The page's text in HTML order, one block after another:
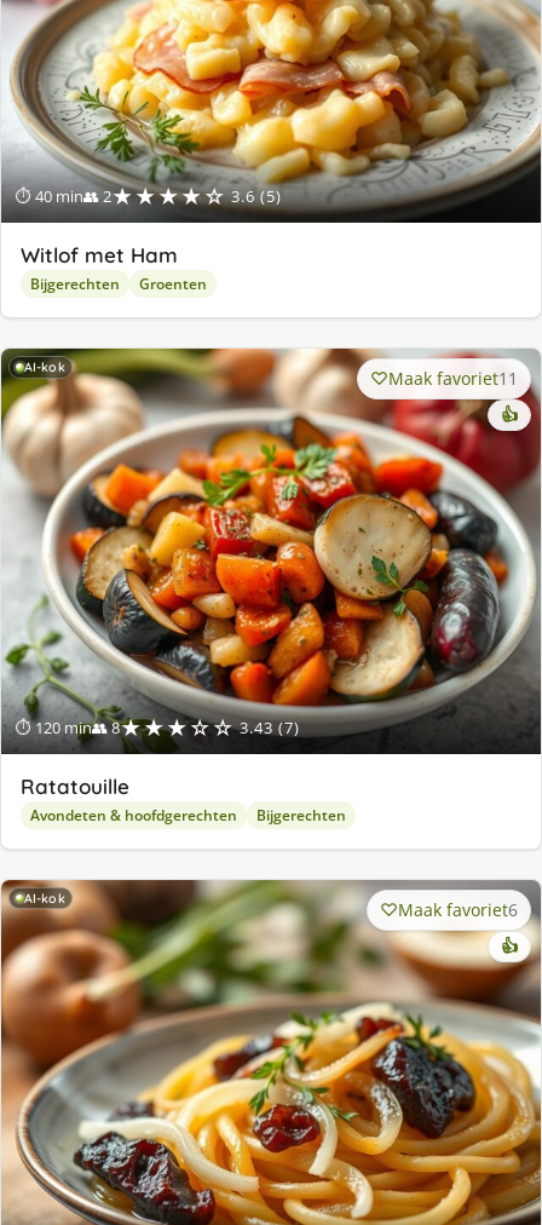
⏱ 40 min👥 2★★★★☆ 3.6 (5)
Witlof met Ham
Bijgerechten Groenten
AI-kok
⏱ 120 min👥 8★★★☆☆ 3.43 (7)
Maak favoriet11
👍
Ratatouille
Avondeten & hoofdgerechten Bijgerechten
AI-kok Maak favoriet6
👍